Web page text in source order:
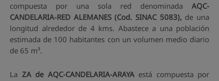
compuesta por una sola red denominada AQC-
CANDELARIA-RED ALEMANES (Cod. SINAC 5083),de una
longitud alrededor de 4 kms. Abastece a una población
estimada de 100 habitantes con un volumen medio diario
de 65 m³.
La ZA de AQC-CANDELARIA-ARAYAestá compuesta por